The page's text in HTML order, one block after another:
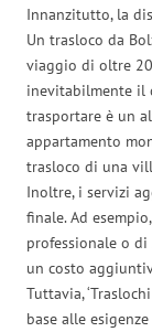
Innanzitutto, la
Un trasloco da
viaggio di oltre
inevitabilmente il
trasportare è un
appartamento
trasloco di una
Inoltre, i servizi
finale. Ad
professionale o
un costo
Tuttavia,
base alle